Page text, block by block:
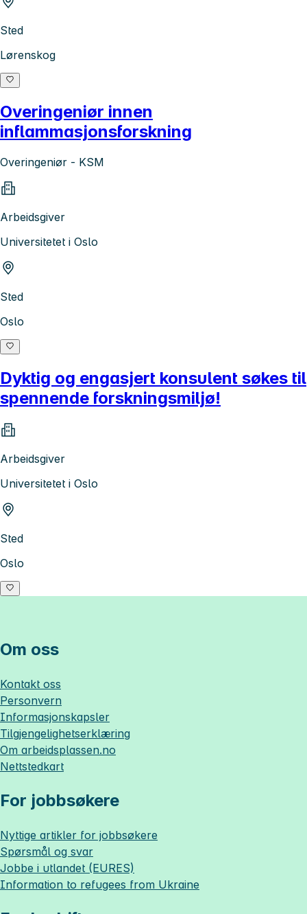
Sted
Lørenskog
Overingeniør innen
inflammasjonsforskning
Overingeniør - KSM
Arbeidsgiver
Universitetet i Oslo
Sted
Oslo
Dyktig og engasjert konsulent søkes til
spennende forskningsmiljø!
Arbeidsgiver
Universitetet i Oslo
Sted
Oslo
Om oss
Kontakt oss
Personvern
Informasjonskapsler
Tilgjengelighetserklæring
Om arbeidsplassen.no
Nettstedkart
For jobbsøkere
Nyttige artikler for jobbsøkere
Spørsmål og svar
Jobbe i utlandet (EURES)
Information to refugees from Ukraine